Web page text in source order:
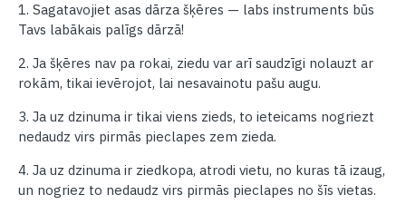
1. Sagatavojiet asas dārza šķēres — labs instruments būs
Tavs labākais palīgs dārzā!
2. Ja šķēres nav pa rokai, ziedu var arī saudzīgi nolauzt ar
rokām, tikai ievērojot, lai nesavainotu pašu augu.
3. Ja uz dzinuma ir tikai viens zieds, to ieteicams nogriezt
nedaudz virs pirmās pieclapes zem zieda.
4. Ja uz dzinuma ir ziedkopa, atrodi vietu, no kuras tā izaug,
un nogriez to nedaudz virs pirmās pieclapes no šīs vietas.